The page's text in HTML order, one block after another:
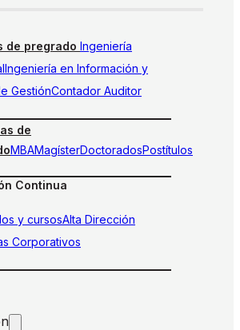
de pregrado Ingeniería
Ingeniería en Información y
GestiónContador Auditor
de
MBAMagísterDoctoradosPostítulos
Continua
y cursosAlta Dirección
Corporativos